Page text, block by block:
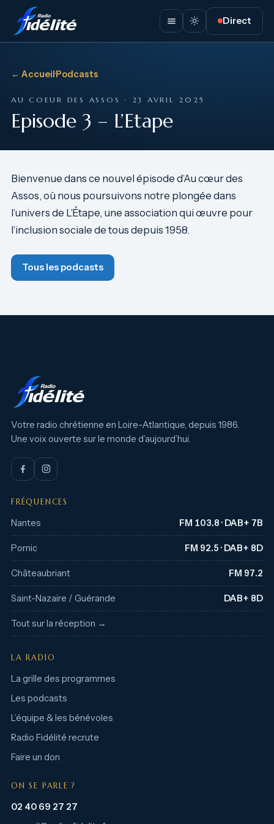
Direct
← Accueil·Podcasts
AU COEUR DES ASSOS · 23 AVRIL 2025
Episode 3 – L’Etape
Bienvenue dans ce nouvel épisode d’Au cœur des
Assos, où nous poursuivons notre plongée dans
l’univers de L’Étape, une association qui œuvre pour
l’inclusion sociale de tous depuis 1958.
Tous les podcasts
Votre radio chrétienne en Loire-Atlantique, depuis 1986.
Une voix ouverte sur le monde d’aujourd’hui.
FRÉQUENCES
Nantes FM 103.8 · DAB+ 7B
Pornic FM 92.5 · DAB+ 8D
Châteaubriant FM 97.2
Saint-Nazaire / Guérande DAB+ 8D
Tout sur la réception →
LA RADIO
La grille des programmes
Les podcasts
L’équipe & les bénévoles
Radio Fidélité recrute
Faire un don
ON SE PARLE ?
02 40 69 27 27